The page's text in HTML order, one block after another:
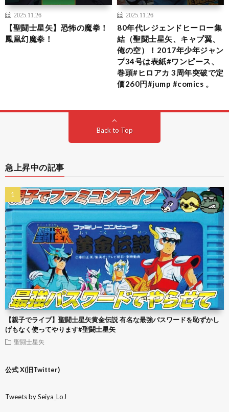
2025.11.26
【聖闘士星矢】恐怖の魔拳！
鳳凰幻魔拳！
2025.11.26
80年代レジェンドヒーロー集
結（聖闘士星矢、キャプ翼、
俺の空）！2017年少年ジャン
プ34号は表紙#ワンピース、
巻頭#ヒロアカ 3周年突破で定
価260円#jump #comics 。
Back to Top
急上昇中の記事
【親子でライブ】聖闘士星矢黄金伝説 有名な最強パスワードを恥ずかし
げもなく使ってやります#聖闘士星矢
聖闘士星矢
公式 X(旧Twitter)
Tweets by Seiya_LoJ